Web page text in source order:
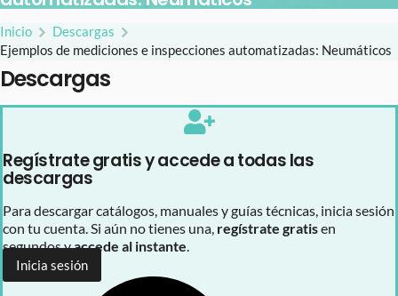
Inicio
Descargas
Ejemplos de mediciones e inspecciones automatizadas: Neumáticos
Descargas
Regístrate gratis y accede a todas las
descargas
Para descargar catálogos, manuales y guías técnicas, inicia sesión
con tu cuenta. Si aún no tienes una, regístrate gratisen
segundos yaccede al instante.
Inicia sesión